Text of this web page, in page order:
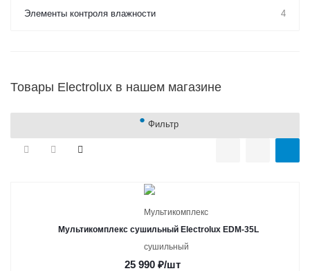
Элементы контроля влажности
4
Товары Electrolux в нашем магазине
Фильтр
Мультикомплекс сушильный Electrolux EDM-35L
25 990 ₽/шт